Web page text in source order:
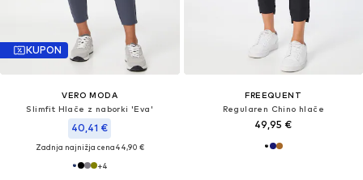
KUPON
VERO MODA
Slimfit Hlače z naborki 'Eva'
40,41 €
Zadnja najnižja cena44,90 €
+4
FREEQUENT
Regularen Chino hlače
49,95 €